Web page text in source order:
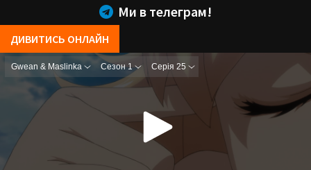
Ми в телеграм!
ДИВИТИСЬ ОНЛАЙН